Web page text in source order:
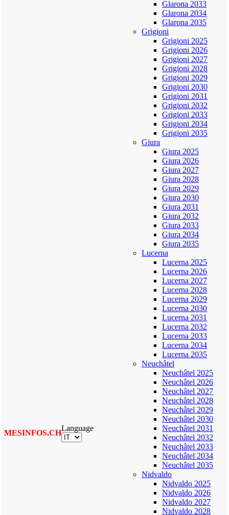
MESINFOS.CH
Language
Glarona 2033
Glarona 2034
Glarona 2035
Grigioni
Grigioni 2025
Grigioni 2026
Grigioni 2027
Grigioni 2028
Grigioni 2029
Grigioni 2030
Grigioni 2031
Grigioni 2032
Grigioni 2033
Grigioni 2034
Grigioni 2035
Giura
Giura 2025
Giura 2026
Giura 2027
Giura 2028
Giura 2029
Giura 2030
Giura 2031
Giura 2032
Giura 2033
Giura 2034
Giura 2035
Lucerna
Lucerna 2025
Lucerna 2026
Lucerna 2027
Lucerna 2028
Lucerna 2029
Lucerna 2030
Lucerna 2031
Lucerna 2032
Lucerna 2033
Lucerna 2034
Lucerna 2035
Neuchâtel
Neuchâtel 2025
Neuchâtel 2026
Neuchâtel 2027
Neuchâtel 2028
Neuchâtel 2029
Neuchâtel 2030
Neuchâtel 2031
Neuchâtel 2032
Neuchâtel 2033
Neuchâtel 2034
Neuchâtel 2035
Nidvaldo
Nidvaldo 2025
Nidvaldo 2026
Nidvaldo 2027
Nidvaldo 2028